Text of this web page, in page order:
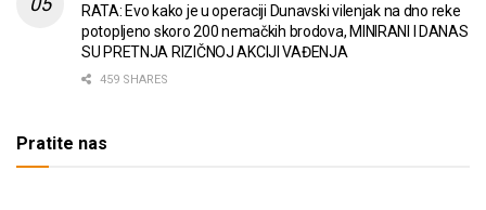
RATA: Evo kako je u operaciji Dunavski vilenjak na dno reke
potopljeno skoro 200 nemačkih brodova, MINIRANI I DANAS
SU PRETNJA RIZIČNOJ AKCIJI VAĐENJA
459 SHARES
Pratite nas